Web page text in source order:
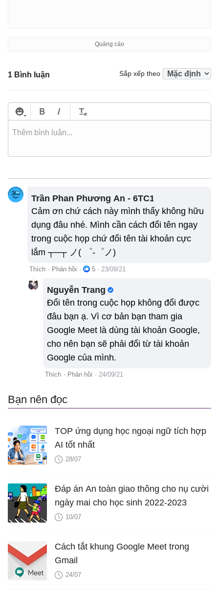
1 Bình luận Sắp xếp theo
Trần Phan Phương An - 6TC1
Cảm ơn chứ cách này mình thấy không hữu
dụng đâu nhé. Mình cần cách đổi tên ngay
trong cuộc họp chứ đổi tên tài khoản cực
lắm ┬─┬ ノ( ゜-゜ノ)
Thích · Phản hồi · 5 · 23/09/21
Nguyễn Trang
Đổi tên trong cuộc họp không đổi được
đâu bạn ạ. Vì cơ bản bạn tham gia
Google Meet là dùng tài khoản Google,
cho nên bạn sẽ phải đổi từ tài khoản
Google của mình.
Thích · Phản hồi · 24/09/21
Bạn nên đọc
TOP ứng dụng học ngoại ngữ tích hợp
AI tốt nhất
28/07
Đáp án An toàn giao thông cho nụ cười
ngày mai cho học sinh 2022-2023
10/07
Cách tắt khung Google Meet trong
Gmail
24/07